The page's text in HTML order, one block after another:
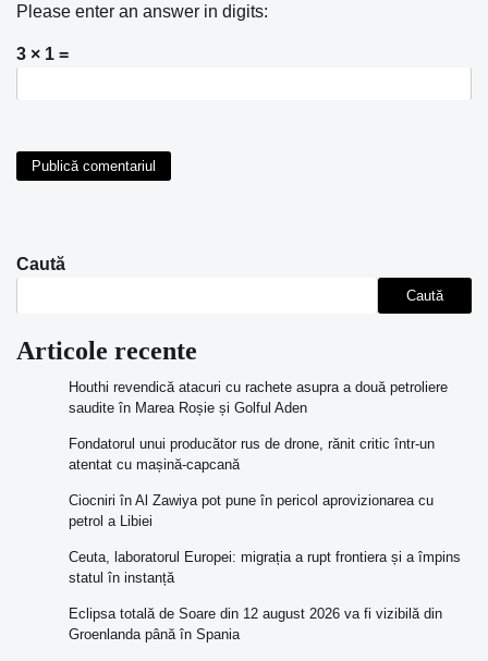
Please enter an answer in digits:
3 × 1 =
Caută
Caută
Articole recente
Houthi revendică atacuri cu rachete asupra a două petroliere
saudite în Marea Roșie și Golful Aden
Fondatorul unui producător rus de drone, rănit critic într-un
atentat cu mașină-capcană
Ciocniri în Al Zawiya pot pune în pericol aprovizionarea cu
petrol a Libiei
Ceuta, laboratorul Europei: migrația a rupt frontiera și a împins
statul în instanță
Eclipsa totală de Soare din 12 august 2026 va fi vizibilă din
Groenlanda până în Spania